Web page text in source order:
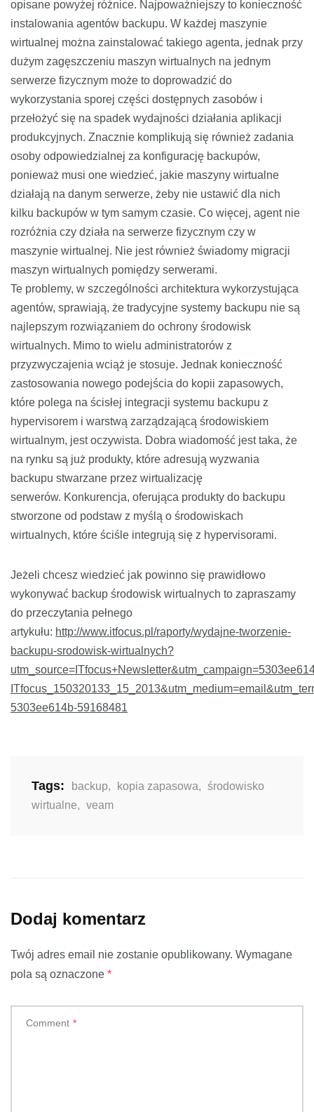
opisane powyżej różnice. Najpoważniejszy to konieczność
instalowania agentów backupu. W każdej maszynie
wirtualnej można zainstalować takiego agenta, jednak przy
dużym zagęszczeniu maszyn wirtualnych na jednym
serwerze fizycznym może to doprowadzić do
wykorzystania sporej części dostępnych zasobów i
przełożyć się na spadek wydajności działania aplikacji
produkcyjnych. Znacznie komplikują się również zadania
osoby odpowiedzialnej za konfigurację backupów,
ponieważ musi one wiedzieć, jakie maszyny wirtualne
działają na danym serwerze, żeby nie ustawić dla nich
kilku backupów w tym samym czasie. Co więcej, agent nie
rozróżnia czy działa na serwerze fizycznym czy w
maszynie wirtualnej. Nie jest również świadomy migracji
maszyn wirtualnych pomiędzy serwerami.
Te problemy, w szczególności architektura wykorzystująca
agentów, sprawiają, że tradycyjne systemy backupu nie są
najlepszym rozwiązaniem do ochrony środowisk
wirtualnych. Mimo to wielu administratorów z
przyzwyczajenia wciąż je stosuje. Jednak konieczność
zastosowania nowego podejścia do kopii zapasowych,
które polega na ścisłej integracji systemu backupu z
hypervisorem i warstwą zarządzającą środowiskiem
wirtualnym, jest oczywista. Dobra wiadomość jest taka, że
na rynku są już produkty, które adresują wyzwania
backupu stwarzane przez wirtualizację
serwerów. Konkurencja, oferująca produkty do backupu
stworzone od podstaw z myślą o środowiskach
wirtualnych, które ściśle integrują się z hypervisorami.
Jeżeli chcesz wiedzieć jak powinno się prawidłowo
wykonywać backup środowisk wirtualnych to zapraszamy
do przeczytania pełnego
artykułu: http://www.itfocus.pl/raporty/wydajne-tworzenie-
backupu-srodowisk-wirtualnych?
5303ee614b-59168481
Tags: backup, kopia zapasowa, środowisko
wirtualne, veam
Dodaj komentarz
Twój adres email nie zostanie opublikowany. Wymagane
pola są oznaczone *
Comment *